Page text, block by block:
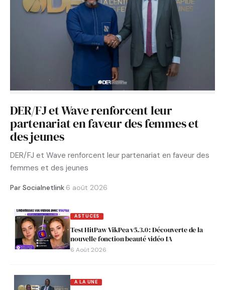
DER/FJ et Wave renforcent leur
partenariat en faveur des femmes et
des jeunes
DER/FJ et Wave renforcent leur partenariat en faveur des
femmes et des jeunes
Par Socialnetlink·6 août 2026
ASTUCES
Test HitPaw VikPea v5.3.0 : Découverte de la
nouvelle fonction beauté vidéo IA
6 Août 2026
A LA UNE